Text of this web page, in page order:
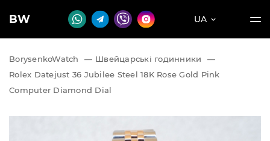
BW UA
BorysenkoWatch — Швейцарські годинники
—
Rolex Datejust 36 Jubilee Steel 18K Rose Gold Pink
Computer Diamond Dial